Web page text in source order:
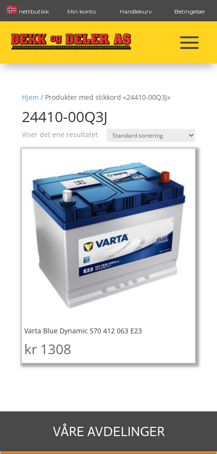
nettbutikk Min konto Handlekurv Betingelser
Hjem / Produkter med stikkord «24410-00Q3J»
24410-00Q3J
Viser det ene resultatet
Varta Blue Dynamic 570 412 063 E23
kr 1308
VÅRE AVDELINGER